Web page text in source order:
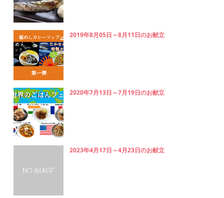
2019年8月05日～8月11日のお献立
2020年7月13日～7月19日のお献立
2023年4月17日～4月23日のお献立